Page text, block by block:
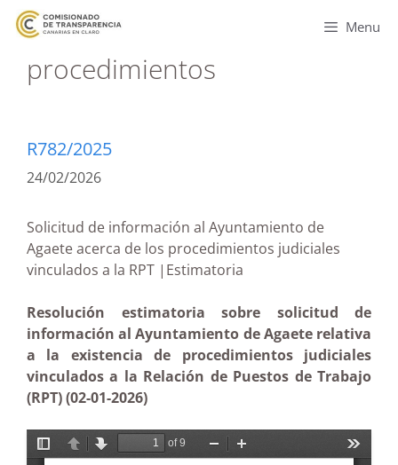
Menu
procedimientos
R782/2025
24/02/2026
Solicitud de información al Ayuntamiento de
Agaete acerca de los procedimientos judiciales
vinculados a la RPT |Estimatoria
Resolución estimatoria sobre solicitud de
información al Ayuntamiento de Agaete relativa
a la existencia de procedimientos judiciales
vinculados a la Relación de Puestos de Trabajo
(RPT) (02-01-2026)